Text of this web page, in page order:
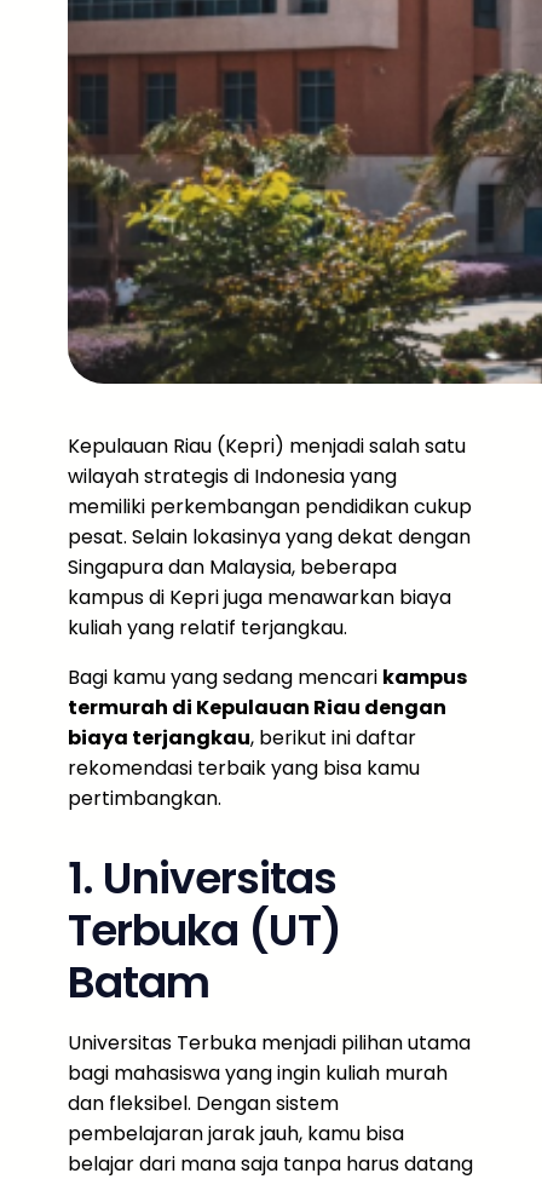
Kepulauan Riau (Kepri) menjadi salah satu
wilayah strategis di Indonesia yang
memiliki perkembangan pendidikan cukup
pesat. Selain lokasinya yang dekat dengan
Singapura dan Malaysia, beberapa
kampus di Kepri juga menawarkan biaya
kuliah yang relatif terjangkau.
Bagi kamu yang sedang mencari kampus
termurah di Kepulauan Riau dengan
biaya terjangkau, berikut ini daftar
rekomendasi terbaik yang bisa kamu
pertimbangkan.
1. Universitas
Terbuka (UT)
Batam
Universitas Terbuka menjadi pilihan utama
bagi mahasiswa yang ingin kuliah murah
dan fleksibel. Dengan sistem
pembelajaran jarak jauh, kamu bisa
belajar dari mana saja tanpa harus datang